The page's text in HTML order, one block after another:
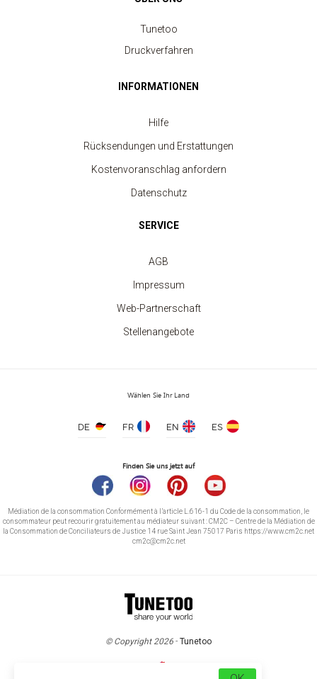
Kinder-Rundhalsausschnitt-Sweatshirt
ab 7.40 €
Tunetoo
Druckverfahren
INFORMATIONEN
Hilfe
Rücksendungen und Erstattungen
Kostenvoranschlag anfordern
Datenschutz
SERVICE
AGB
Impressum
Web-Partnerschaft
Stellenangebote
Wählen Sie Ihr Land
DE FR EN ES
Finden Sie uns jetzt auf
Médiation de la consommation Conformément à l’article L.616-1 du Code de la consommation, le
consommateur peut recourir gratuitement au médiateur suivant : CM2C – Centre de la Médiation de
la Consommation de Conciliateurs de Justice 14 rue Saint Jean 75017 Paris https://www.cm2c.net
cm2c@cm2c.net
© Copyright 2026 - Tunetoo